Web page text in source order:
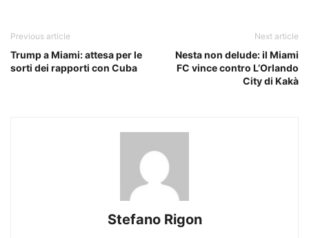
Previous article
Trump a Miami: attesa per le
sorti dei rapporti con Cuba
Next article
Nesta non delude: il Miami
FC vince contro L’Orlando
City di Kakà
Stefano Rigon